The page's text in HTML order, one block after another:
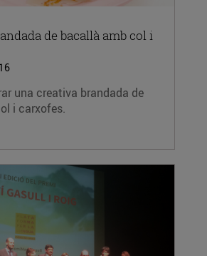
de bacallà amb col i
una creativa brandada de
i carxofes.